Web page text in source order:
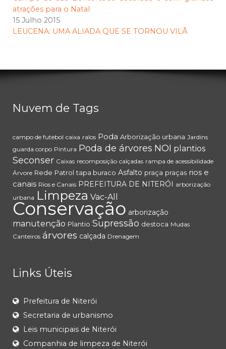
atrações para o Natal
15 Julho 2015
LEUCENA: UMA ALIADA QUE SE TORNOU VILÃ
Nuvem de Tags
campo de futebol caixa ralos Poda Arborização urbana Jardins
guarda corpo Pintura Poda de árvores NOI plantios
Seconser Caixas recomposição calçadas rampa de acessibilidade
Árvore Rede Patrol tapa buraco Asfalto praça praças rios e
canais Rios e Canais PREFEITURA DE NITERÓI
arborização
urbana Limpeza Vac-All
Conservação arborização
manutenção Plantio Supressão destoca Mudas
Canteiros árvores calçada Drenagem
Links Úteis
Prefeitura de Niterói
Secretaria de urbanismo
Leis municipais de Niterói
Companhia de limpeza de Niterói